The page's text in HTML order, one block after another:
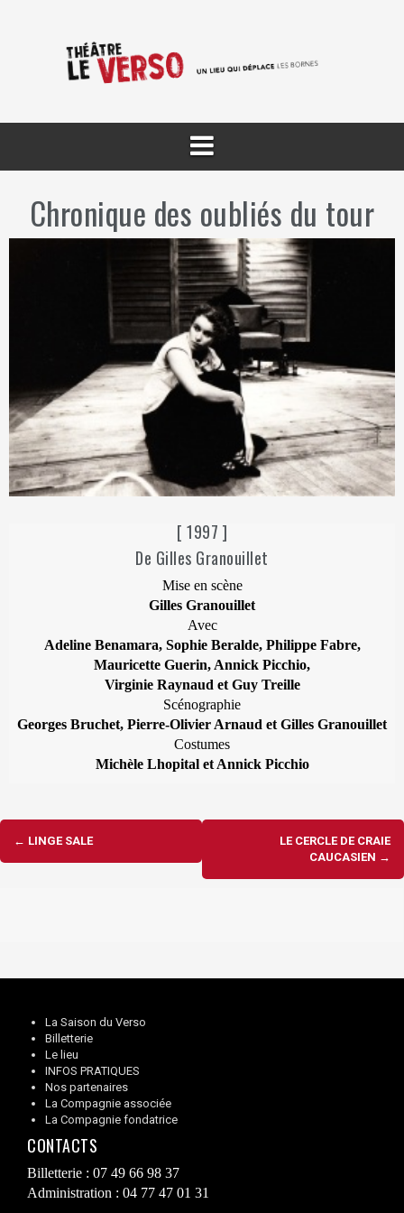
Chronique des oubliés du tour
[ 1997 ]
De Gilles Granouillet
Mise en scène
Gilles Granouillet
Avec
Adeline Benamara, Sophie Beralde, Philippe Fabre,
Mauricette Guerin, Annick Picchio,
Virginie Raynaud et Guy Treille
Scénographie
Georges Bruchet, Pierre-Olivier Arnaud et Gilles Granouillet
Costumes
Michèle Lhopital et Annick Picchio
Navigation
d'article
← LINGE SALE
LE CERCLE DE CRAIE
CAUCASIEN →
La Saison du Verso
Billetterie
Le lieu
INFOS PRATIQUES
Nos partenaires
La Compagnie associée
La Compagnie fondatrice
CONTACTS
Billetterie : 07 49 66 98 37
Administration : 04 77 47 01 31